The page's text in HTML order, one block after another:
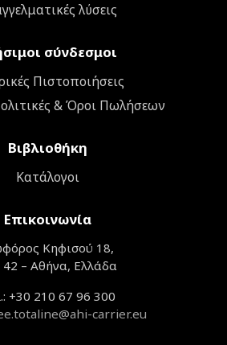
λύσεις
σύνδεσμοι
Πιστοποιήσεις
& Όροι Πωλήσεων
Βιβλιοθήκη
Κατάλογοι
Επικοινωνία
Κηφισού 18,
42 – Αθήνα, Ελλάδα
+30 210 67 96 300
carrier.eu